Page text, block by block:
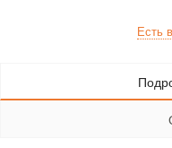
Есть